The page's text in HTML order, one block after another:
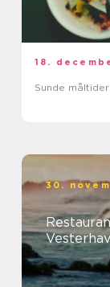
18.
Sunde
30.